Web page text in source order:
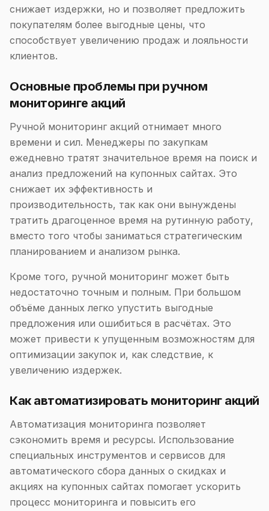
снижает издержки, но и позволяет предложить
покупателям более выгодные цены, что
способствует увеличению продаж и лояльности
клиентов.
Основные проблемы при ручном
мониторинге акций
Ручной мониторинг акций отнимает много
времени и сил. Менеджеры по закупкам
ежедневно тратят значительное время на поиск и
анализ предложений на купонных сайтах. Это
снижает их эффективность и
производительность, так как они вынуждены
тратить драгоценное время на рутинную работу,
вместо того чтобы заниматься стратегическим
планированием и анализом рынка.
Кроме того, ручной мониторинг может быть
недостаточно точным и полным. При большом
объёме данных легко упустить выгодные
предложения или ошибиться в расчётах. Это
может привести к упущенным возможностям для
оптимизации закупок и, как следствие, к
увеличению издержек.
Как автоматизировать мониторинг акций
Автоматизация мониторинга позволяет
сэкономить время и ресурсы. Использование
специальных инструментов и сервисов для
автоматического сбора данных о скидках и
акциях на купонных сайтах помогает ускорить
процесс мониторинга и повысить его